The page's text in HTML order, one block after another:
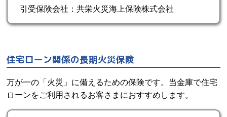
引受保険会社：共栄火災海上保険株式会社
住宅ローン関係の長期火災保険
万が一の「火災」に備えるための保険です。当金庫で住宅
ローンをご利用されるお客さまにおすすめします。